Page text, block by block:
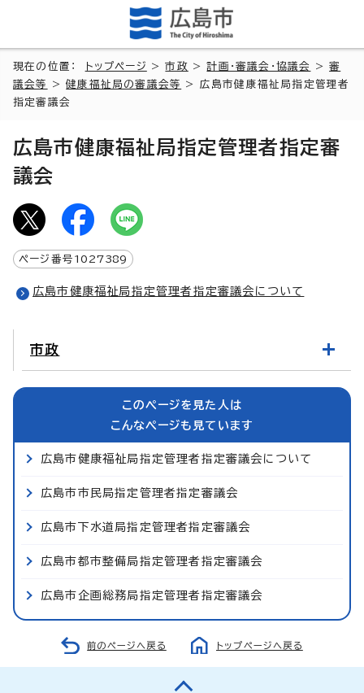
現在の位置： トップページ >市政 >計画・審議会・協議会 >審
議会等
>健康福祉局の審議会等
> 広島市健康福祉局指定管理者
指定審議会
広島市健康福祉局指定管理者指定審
議会
ページ番号 1027389
広島市健康福祉局指定管理者指定審議会について
市政
このページを見た人は
こんなページも見ています
広島市健康福祉局指定管理者指定審議会について
広島市市民局指定管理者指定審議会
広島市下水道局指定管理者指定審議会
広島市都市整備局指定管理者指定審議会
広島市企画総務局指定管理者指定審議会
前のページへ戻る トップページへ戻る